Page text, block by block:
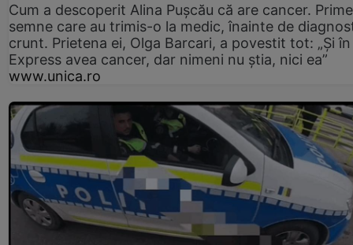
Cum a descoperit Alina Pușcău că are cancer.
semne care au trimis-o la medic, înainte de
crunt. Prietena ei, Olga Barcari, a povestit tot: „Și în
Express avea cancer, dar nimeni nu știa, nici ea”
www.unica.ro